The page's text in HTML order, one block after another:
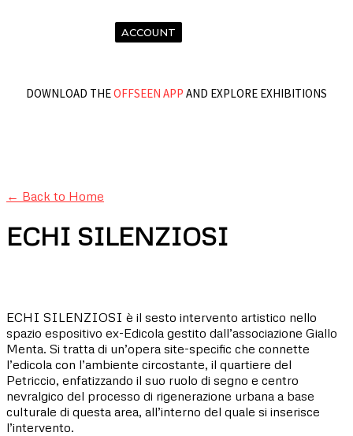
ACCOUNT
DOWNLOAD THEOFFSEEN APP AND EXPLORE EXHIBITIONS
← Back to Home
ECHI SILENZIOSI
ECHI SILENZIOSI è il sesto intervento artistico nello
spazio espositivo ex-Edicola gestito dall’associazione Giallo
Menta. Si tratta di un’opera site-specific che connette
l’edicola con l’ambiente circostante, il quartiere del
Petriccio, enfatizzando il suo ruolo di segno e centro
nevralgico del processo di rigenerazione urbana a base
culturale di questa area, all’interno del quale si inserisce
l’intervento.